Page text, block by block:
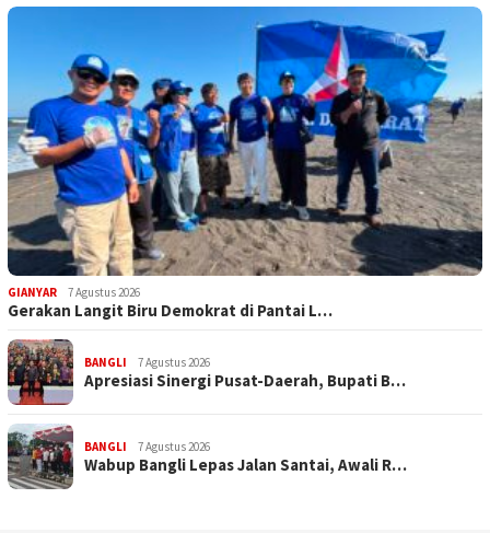
GIANYAR 7 Agustus 2026
Gerakan Langit Biru Demokrat di Pantai L…
BANGLI 7 Agustus 2026
Apresiasi Sinergi Pusat-Daerah, Bupati B…
BANGLI 7 Agustus 2026
Wabup Bangli Lepas Jalan Santai, Awali R…